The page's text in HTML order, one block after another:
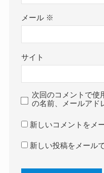
メール ※
サイト
次回のコメントで使
の名前、メールアド
新しいコメントをメ
新しい投稿をメール